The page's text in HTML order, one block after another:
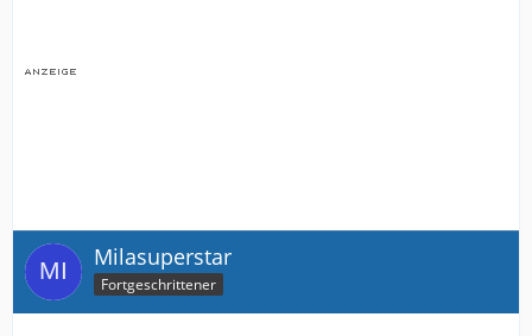
Milasuperstar
Fortgeschrittener